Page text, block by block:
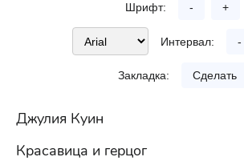
Шрифт: - +
Интервал: -
Закладка: Сделать
Джулия Куин
Красавица и герцог